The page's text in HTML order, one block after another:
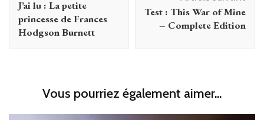
J’ai lu : La petite
princesse de Frances
Hodgson Burnett
Test : This War of Mine
– Complete Edition
Vous pourriez également aimer...